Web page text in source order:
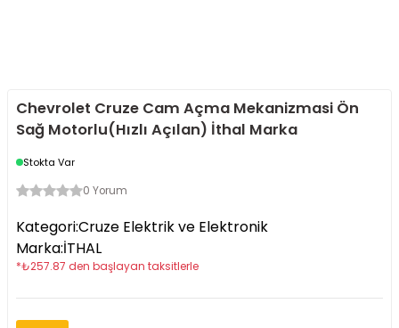
Chevrolet Cruze Cam Açma Mekanizmasi Ön
Sağ Motorlu(Hızlı Açılan) İthal Marka
Stokta Var
0 Yorum
Kategori:Cruze Elektrik ve Elektronik
Marka:İTHAL
*₺257.87 den başlayan taksitlerle